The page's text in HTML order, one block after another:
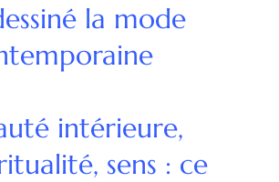
la mode
intérieure,
sens : ce